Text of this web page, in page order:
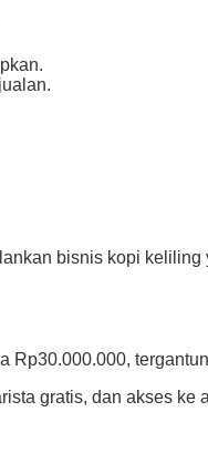
bisnis kopi keliling
Rp30.000.000,
gratis, dan akses ke